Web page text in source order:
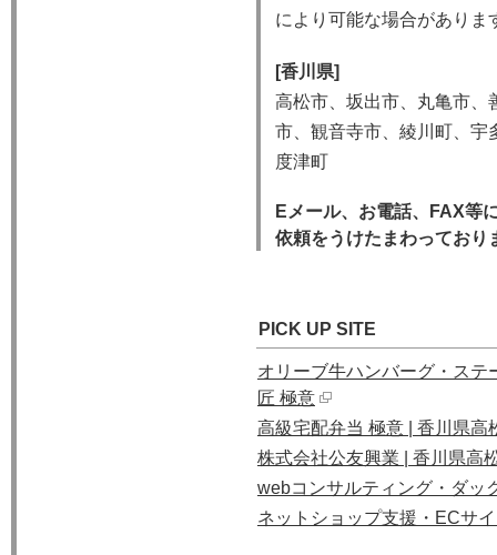
により可能な場合がありま
[香川県]
高松市、坂出市、丸亀市、
市、観音寺市、綾川町、宇
度津町
Eメール、お電話、FAX等
依頼をうけたまわっており
PICK UP SITE
オリーブ牛ハンバーグ・ステ
匠 極意
高級宅配弁当 極意 | 香川県高
株式会社公友興業 | 香川県高
webコンサルティング・ダッ
ネットショップ支援・ECサ